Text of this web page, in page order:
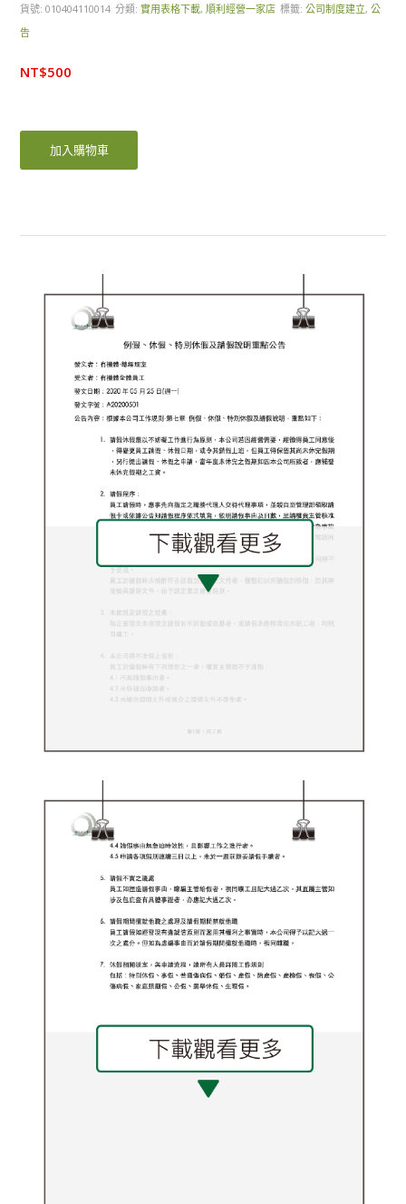
貨號: 010404110014 分類:實用表格下載,順利經營一家店 標籤:公司制度建立,公
告
NT$500
加入購物車